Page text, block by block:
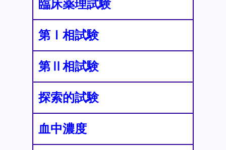
臨床薬理試験
第Ⅰ相試験
第Ⅱ相試験
探索的試験
血中濃度